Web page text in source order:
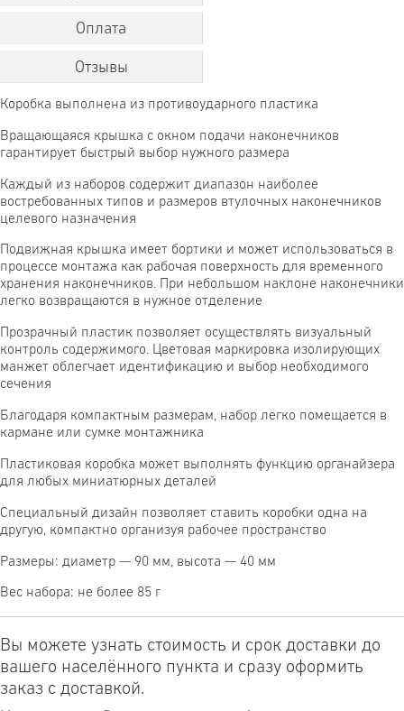
Оплата
Отзывы
Коробка выполнена из противоударного пластика
Вращающаяся крышка с окном подачи наконечников
гарантирует быстрый выбор нужного размера
Каждый из наборов содержит диапазон наиболее
востребованных типов и размеров втулочных наконечников
целевого назначения
Подвижная крышка имеет бортики и может использоваться в
процессе монтажа как рабочая поверхность для временного
хранения наконечников. При небольшом наклоне наконечники
легко возвращаются в нужное отделение
Прозрачный пластик позволяет осуществлять визуальный
контроль содержимого. Цветовая маркировка изолирующих
манжет облегчает идентификацию и выбор необходимого
сечения
Благодаря компактным размерам, набор легко помещается в
кармане или сумке монтажника
Пластиковая коробка может выполнять функцию органайзера
для любых миниатюрных деталей
Специальный дизайн позволяет ставить коробки одна на
другую, компактно организуя рабочее пространство
Размеры: диаметр — 90 мм, высота — 40 мм
Вес набора: не более 85 г
Вы можете узнать стоимость и срок доставки до
вашего населённого пункта и сразу оформить
заказ с доставкой.